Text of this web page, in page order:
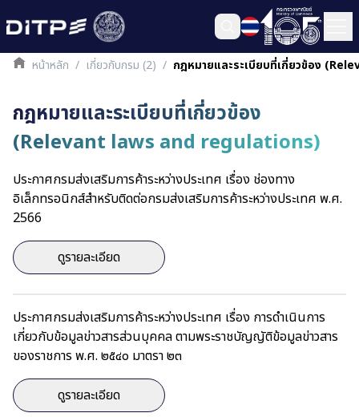
หน้าหลัก / เกี่ยวกับกรม (2) / กฎหมายและระเบียบที่เกี่ยวข้อง
กฎหมายและระเบียบที่เกี่ยวข้อง
(Relevant laws and regulations)
ประกาศกรมส่งเสริมการค้าระหว่างประเทศ เรื่อง ช่องทาง
อิเล็กทรอนิกส์สำหรับติดต่อกรมส่งเสริมการค้าระหว่างประเทศ พ.ศ.
2566
ดูรายละเอียด
ประกาศกรมส่งเสริมการค้าระหว่างประเทศ เรื่อง การดำเนินการ
เกี่ยวกับข้อมูลข่าวสารส่วนบุคคล ตามพระราชบัญญัติข้อมูลข่าวสาร
ของราชการ พ.ศ. ๒๕๔๐ มาตรา ๒๓
ดูรายละเอียด